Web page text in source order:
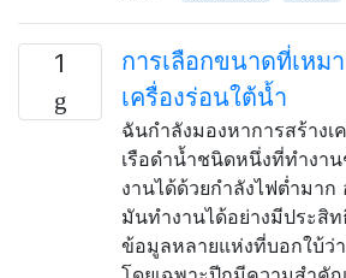
1
การเลือกขนาดที่เหม
เครื่องร่อนใต้น้ำ
ฉันกำลังมองหาการสร้างเ
เรือดำน้ำชนิดหนึ่งที่ทำงา
งานได้ด้วยกำลังไฟต่ำมาก
มันทำงานได้อย่างมีประสิ
ข้อมูลหลายแห่งที่บอกใบ้ว่